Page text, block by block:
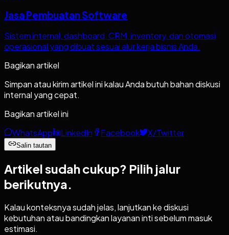
Jasa Pembuatan Software
Sistem internal, dashboard, CRM, inventory, dan otomasi
operasional yang dibuat sesuai alur kerja bisnis Anda.
Bagikan artikel
Simpan atau kirim artikel ini kalau Anda butuh bahan diskusi
internal yang cepat.
Bagikan artikel ini
WhatsApp
LinkedIn Facebook X/Twitter
Salin tautan
Artikel sudah cukup? Pilih jalur
berikutnya.
Kalau konteksnya sudah jelas, lanjutkan ke diskusi
kebutuhan atau bandingkan layanan inti sebelum masuk
estimasi.